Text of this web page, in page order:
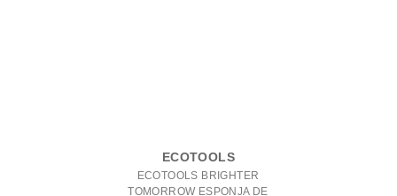
ECOTOOLS
ECOTOOLS BRIGHTER
TOMORROW ESPONJA DE